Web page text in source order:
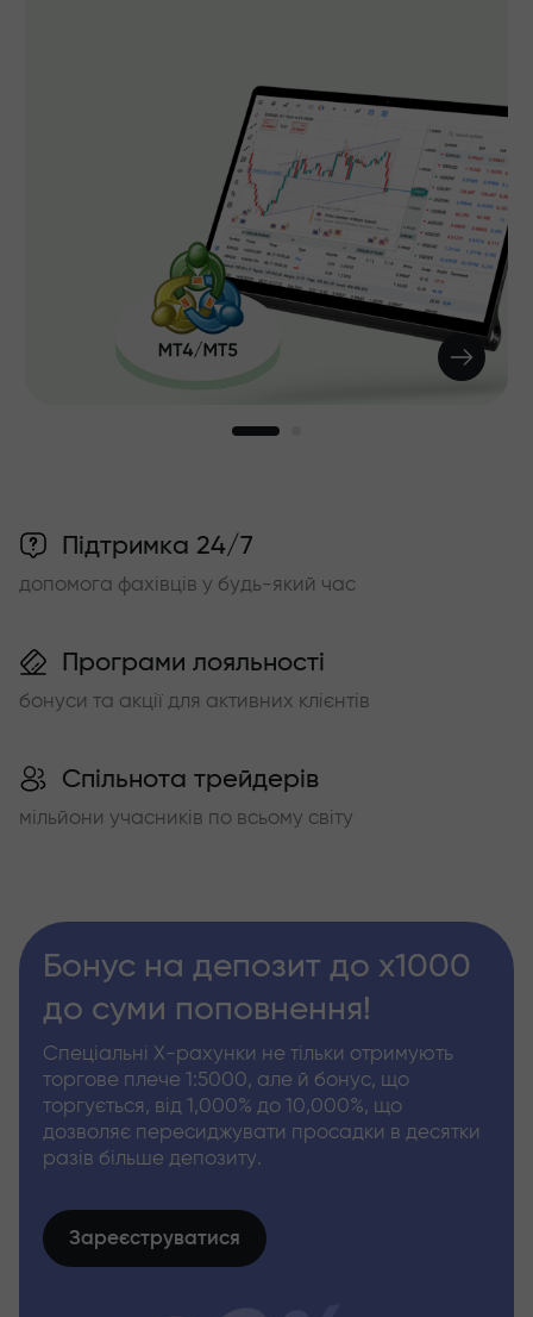
Підтримка 24/7
допомога фахівців у будь-який час
Програми лояльності
бонуси та акції для активних клієнтів
Спільнота трейдерів
мільйони учасників по всьому світу
Бонус на депозит до х1000
до суми поповнення!
Спеціальні Х-рахунки не тільки отримують
торгове плече 1:5000, але й бонус, що
торгується, від 1,000% до 10,000%, що
дозволяє пересиджувати просадки в десятки
разів більше депозиту.
Зареєструватися